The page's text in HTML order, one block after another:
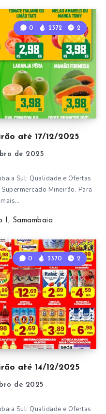
até 17/12/2025
0 2372 2
de 2025
Sul: Qualidade e Ofertas
Mineirão. Para
I , Samambaia
até 14/12/2025
0 2370 2
de 2025
Sul: Qualidade e Ofertas